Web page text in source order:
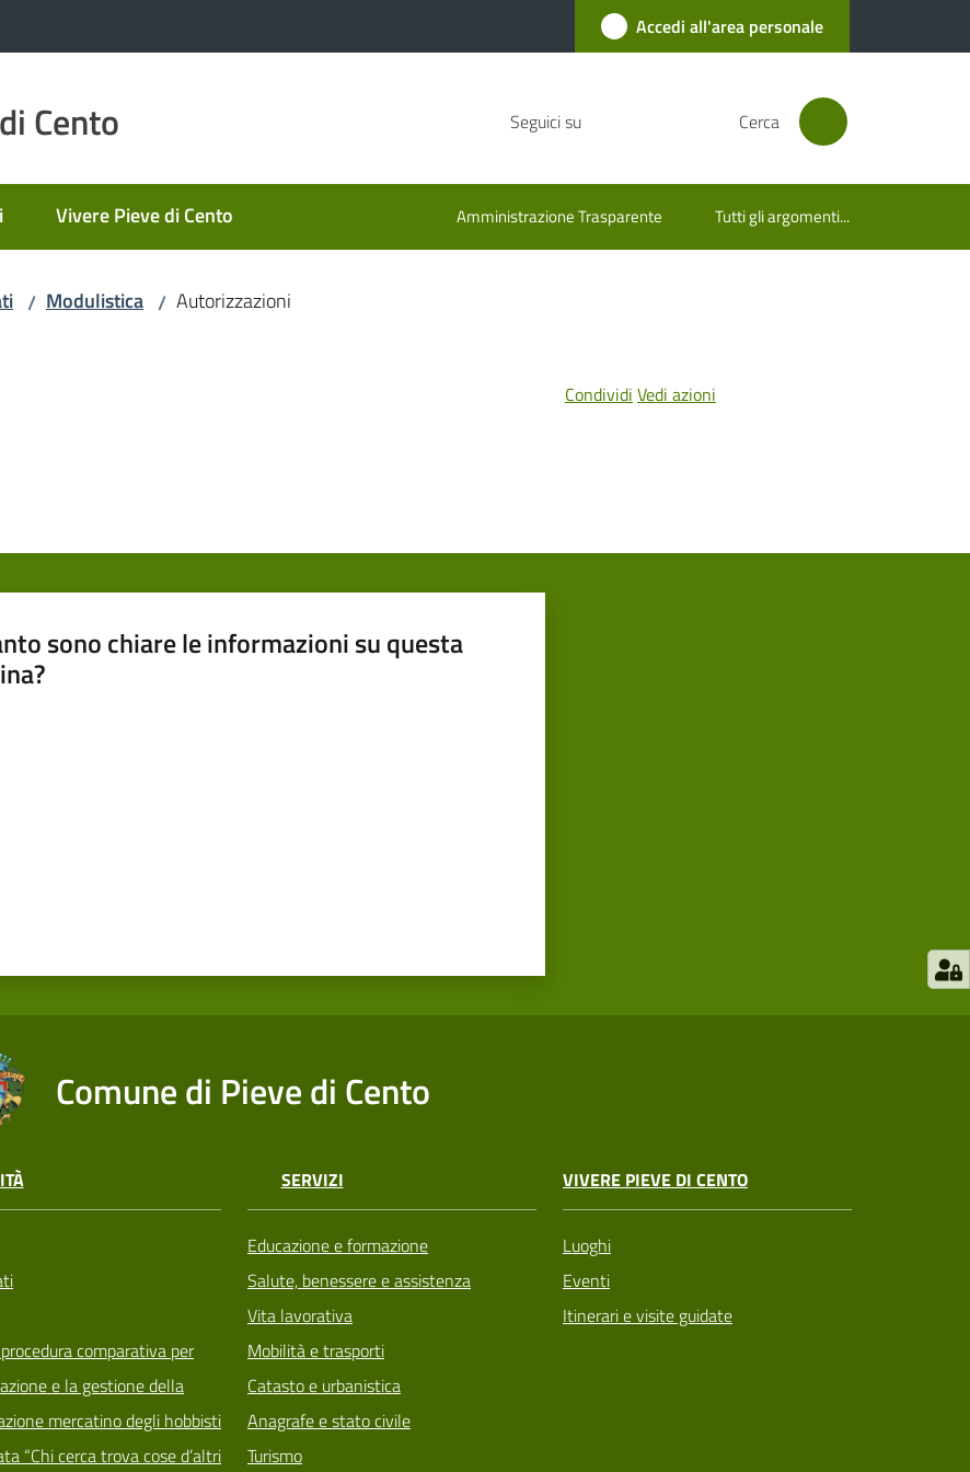
Accedi all'area personale
Cento Seguici su Cerca
Vivere Pieve di Cento Amministrazione Trasparente Tutti gli argomenti...
/ Modulistica / Autorizzazioni
Condividi Vedi azioni
sono chiare le informazioni su questa
Comune di Pieve di Cento
comparativa per
e la gestione della
mercatino degli hobbisti
“Chi cerca trova cose d’altri
SERVIZI
Educazione e formazione
Salute, benessere e assistenza
Vita lavorativa
Mobilità e trasporti
Catasto e urbanistica
Anagrafe e stato civile
Turismo
VIVERE PIEVE DI CENTO
Luoghi
Eventi
Itinerari e visite guidate